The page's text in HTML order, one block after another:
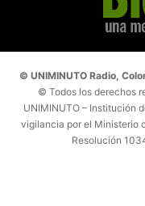
© UNIMINUTO Radio,
© Todos los derechos
UNIMINUTO – Institución
vigilancia por el Ministerio
Resolución